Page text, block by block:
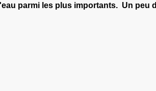
parmi les plus importants. Un peu